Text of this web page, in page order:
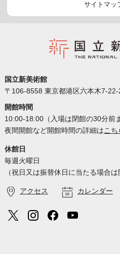
サイトマッ
国立新美術館
〒106-8558 東京都港区六本木7-22-
開館時間
10:00-18:00（入場は閉館の30分前
夜間開館など開館時間の詳細はこち
休館日
毎週火曜日
（祝日又は振替休日に当たる場合は
アクセス カレンダー